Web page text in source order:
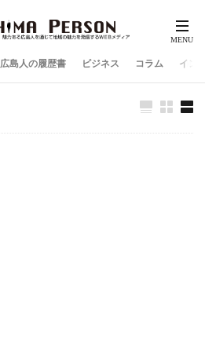
広島人の履歴書 ビジネス コラム イン